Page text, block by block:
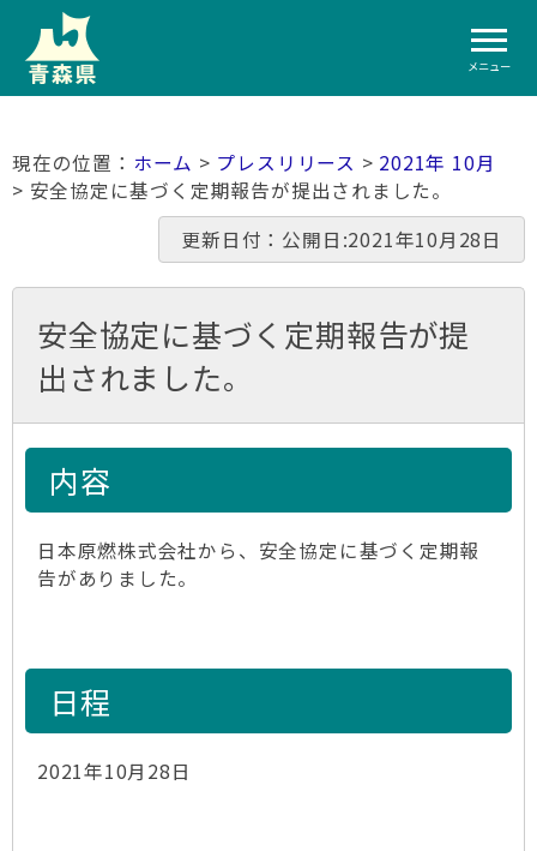
メニュー
ホーム > プレスリリース > 2021年 10月
> 安全協定に基づく定期報告が提出されました。
更新日付：公開日:2021年10月28日
安全協定に基づく定期報告が提
出されました。
内容
日本原燃株式会社から、安全協定に基づく定期報
告がありました。
日程
2021年10月28日